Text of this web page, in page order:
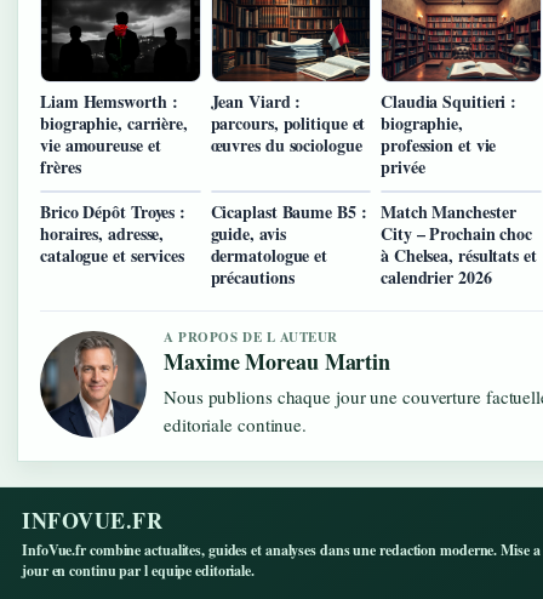
Liam Hemsworth :
biographie, carrière,
vie amoureuse et
frères
Jean Viard :
parcours, politique et
œuvres du sociologue
Claudia Squitieri :
biographie,
profession et vie
privée
Brico Dépôt Troyes :
horaires, adresse,
catalogue et services
Cicaplast Baume B5 :
guide, avis
dermatologue et
précautions
Match Manchester
City – Prochain choc
à Chelsea, résultats et
calendrier 2026
A PROPOS DE L AUTEUR
Maxime Moreau Martin
Nous publions chaque jour une couverture
editoriale continue.
INFOVUE.FR
InfoVue.fr combine actualites, guides et analyses dans une redaction moderne. Mise a
jour en continu par l equipe editoriale.